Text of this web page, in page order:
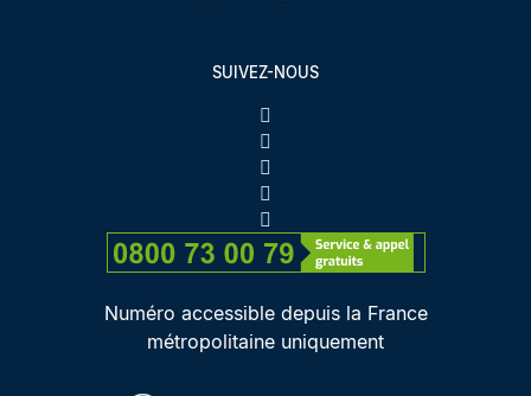
SUIVEZ-NOUS
Numéro accessible depuis la France
métropolitaine uniquement